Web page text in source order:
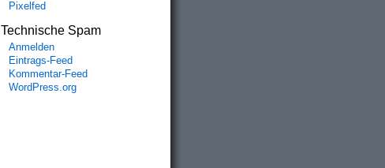
Pixelfed
Technische Spam
Anmelden
Eintrags-Feed
Kommentar-Feed
WordPress.org